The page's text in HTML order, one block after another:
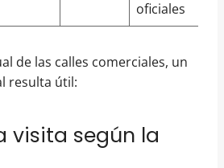
oficiales
de las calles comerciales, un
resulta útil:
visita según la